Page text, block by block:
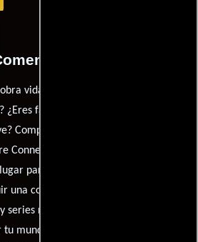
vida a través de tus opiniones. ¿Qué
fan de Franklin Gollings, Bette
Comparte tus pensamientos,
Connecting Rooms. ¿Te hizo reír, llorar
para expresarlo. ¡No te guardes
una comunidad apasionada donde la
series nunca se detenga. Únete a la
mundo cinematográfico. ¡Los